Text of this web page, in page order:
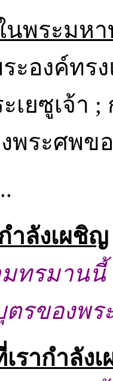
พระมหา
ะองค์ทร
เยซูเจ้า
พระศพข
ำลังเผชิญ
ทรมานนี้
ตรของพร
รากำลัง